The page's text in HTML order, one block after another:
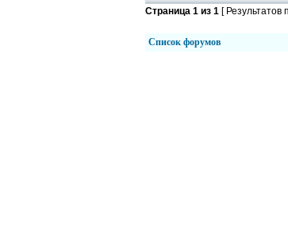
Страница 1 из 1 [ Результатов
Список форумов